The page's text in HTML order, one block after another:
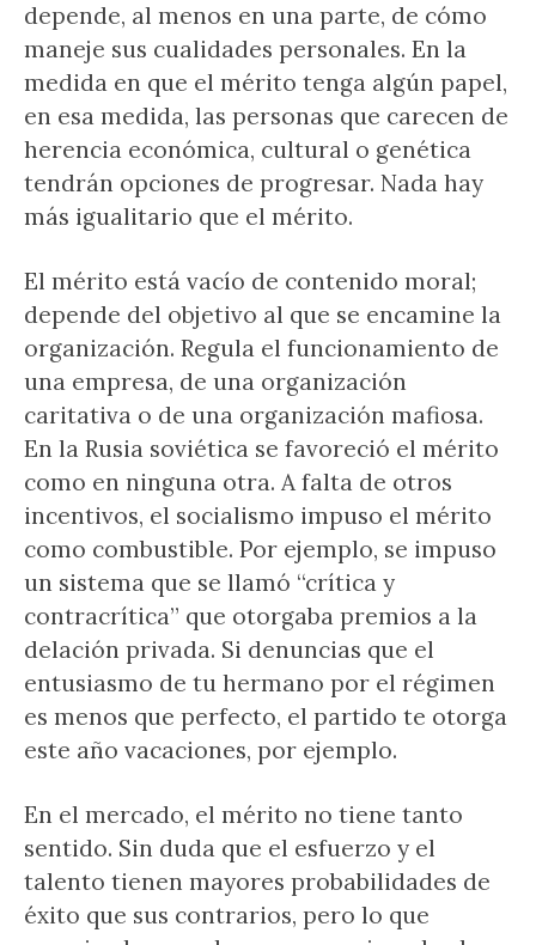
depende, al menos en una parte, de cómo
maneje sus cualidades personales. En la
medida en que el mérito tenga algún papel,
en esa medida, las personas que carecen de
herencia económica, cultural o genética
tendrán opciones de progresar. Nada hay
más igualitario que el mérito.
El mérito está vacío de contenido moral;
depende del objetivo al que se encamine la
organización. Regula el funcionamiento de
una empresa, de una organización
caritativa o de una organización mafiosa.
En la Rusia soviética se favoreció el mérito
como en ninguna otra. A falta de otros
incentivos, el socialismo impuso el mérito
como combustible. Por ejemplo, se impuso
un sistema que se llamó “crítica y
contracrítica” que otorgaba premios a la
delación privada. Si denuncias que el
entusiasmo de tu hermano por el régimen
es menos que perfecto, el partido te otorga
este año vacaciones, por ejemplo.
En el mercado, el mérito no tiene tanto
sentido. Sin duda que el esfuerzo y el
talento tienen mayores probabilidades de
éxito que sus contrarios, pero lo que